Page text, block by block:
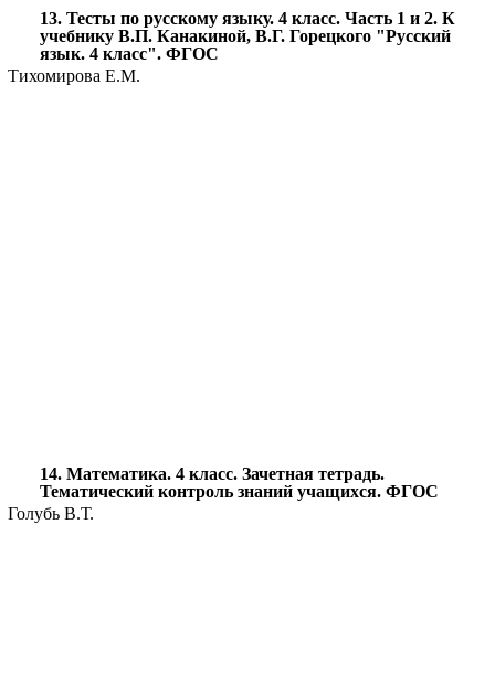
13. Тесты по русскому языку. 4 класс. Часть 1 и 2. К
учебнику В.П. Канакиной, В.Г. Горецкого "Русский
язык. 4 класс". ФГОС
Тихомирова Е.М.
14. Математика. 4 класс. Зачетная тетрадь.
Тематический контроль знаний учащихся. ФГОС
Голубь В.Т.